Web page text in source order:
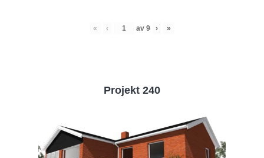
« ‹ av 9 › »
Projekt 240